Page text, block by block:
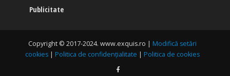
Publicitate
Copyright © 2017-2024. www.exquis.ro | Modifică setări
cookies | Politica de confidențialitate | Politica de cookies